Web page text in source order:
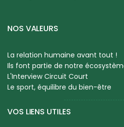
NOS VALEURS
La relation humaine avant tout !
Ils font partie de notre
L'Interview Circuit Court
Le sport, équilibre du bien-être
VOS LIENS UTILES